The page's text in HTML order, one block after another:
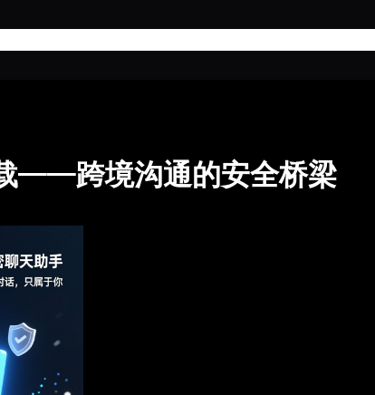
——跨境沟通的安全桥梁